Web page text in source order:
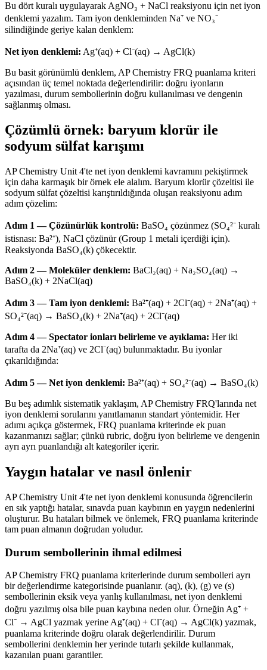
Bu dört kuralı uygulayarak AgNO₃ + NaCl reaksiyonu için net iyon
denklemi yazalım. Tam iyon denkleminden Na⁺ ve NO₃⁻
silindiğinde geriye kalan denklem:
Net iyon denklemi: Ag⁺(aq) + Cl⁻(aq) → AgCl(k)
Bu basit görünümlü denklem, AP Chemistry FRQ puanlama kriteri
açısından üç temel noktada değerlendirilir: doğru iyonların
yazılması, durum sembollerinin doğru kullanılması ve dengenin
sağlanmış olması.
Çözümlü örnek: baryum klorür ile
sodyum sülfat karışımı
AP Chemistry Unit 4'te net iyon denklemi kavramını pekiştirmek
için daha karmaşık bir örnek ele alalım. Baryum klorür çözeltisi ile
sodyum sülfat çözeltisi karıştırıldığında oluşan reaksiyonu adım
adım çözelim:
Adım 1 — Çözünürlük kontrolü: BaSO₄ çözünmez (SO₄²⁻ kuralı
istisnası: Ba²⁺), NaCl çözünür (Group 1 metali içerdiği için).
Reaksiyonda BaSO₄(k) çökecektir.
Adım 2 — Moleküler denklem: BaCl₂(aq) + Na₂SO₄(aq) →
BaSO₄(k) + 2NaCl(aq)
Adım 3 — Tam iyon denklemi: Ba²⁺(aq) + 2Cl⁻(aq) + 2Na⁺(aq) +
SO₄²⁻(aq) → BaSO₄(k) + 2Na⁺(aq) + 2Cl⁻(aq)
Adım 4 — Spectator ionları belirleme ve ayıklama: Her iki
tarafta da 2Na⁺(aq) ve 2Cl⁻(aq) bulunmaktadır. Bu iyonlar
çıkarıldığında:
Adım 5 — Net iyon denklemi: Ba²⁺(aq) + SO₄²⁻(aq) → BaSO₄(k)
Bu beş adımlık sistematik yaklaşım, AP Chemistry FRQ'larında net
iyon denklemi sorularını yanıtlamanın standart yöntemidir. Her
adımı açıkça göstermek, FRQ puanlama kriterinde ek puan
kazanmanızı sağlar; çünkü rubric, doğru iyon belirleme ve dengenin
ayrı ayrı puanlandığı alt kategoriler içerir.
Yaygın hatalar ve nasıl önlenir
AP Chemistry Unit 4'te net iyon denklemi konusunda öğrencilerin
en sık yaptığı hatalar, sınavda puan kaybının en yaygın nedenlerini
oluşturur. Bu hataları bilmek ve önlemek, FRQ puanlama kriterinde
tam puan almanın doğrudan yoludur.
Durum sembollerinin ihmal edilmesi
AP Chemistry FRQ puanlama kriterlerinde durum sembolleri ayrı
bir değerlendirme kategorisinde puanlanır. (aq), (k), (g) ve (s)
sembollerinin eksik veya yanlış kullanılması, net iyon denklemi
doğru yazılmış olsa bile puan kaybına neden olur. Örneğin Ag⁺ +
Cl⁻ → AgCl yazmak yerine Ag⁺(aq) + Cl⁻(aq) → AgCl(k) yazmak,
puanlama kriterinde doğru olarak değerlendirilir. Durum
sembollerini denklemin her yerinde tutarlı şekilde kullanmak,
kazanılan puanı garantiler.